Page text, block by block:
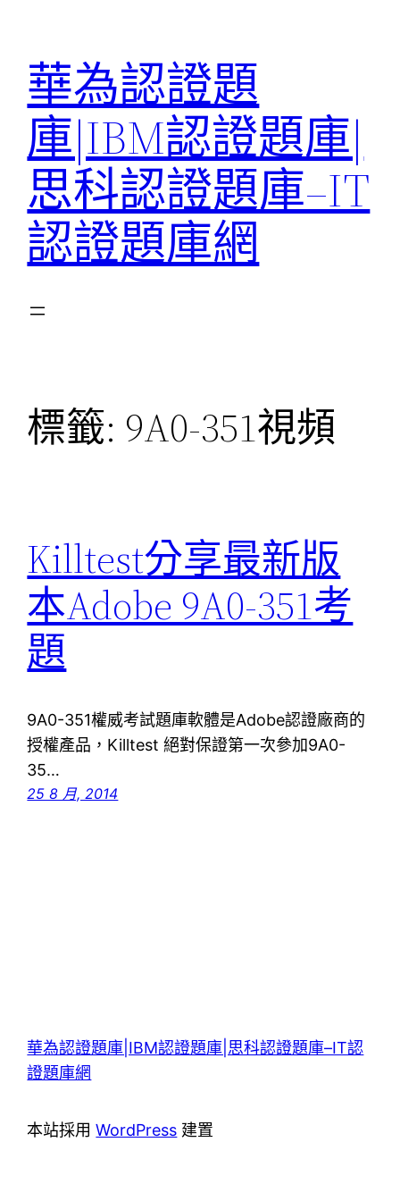
華為認證題
庫|IBM認證題庫|
思科認證題庫–IT
認證題庫網
標籤: 9A0-351視頻
Killtest分享最新版
本Adobe 9A0-351考
題
9A0-351權威考試題庫軟體是Adobe認證廠商的
授權產品，Killtest 絕對保證第一次參加9A0-
35…
25 8 月, 2014
華為認證題庫|IBM認證題庫|思科認證題庫–IT認
證題庫網
本站採用WordPress 建置